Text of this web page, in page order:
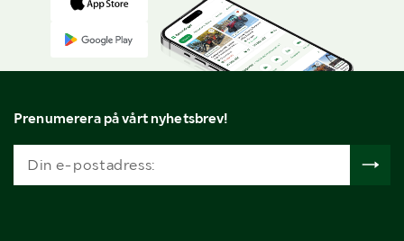
Prenumerera på vårt nyhetsbrev!